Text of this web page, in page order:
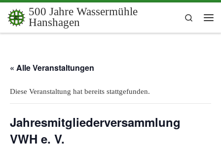
Zum Inhalt springen
500 Jahre Wassermühle
Hanshagen
Search
« Alle Veranstaltungen
Diese Veranstaltung hat bereits stattgefunden.
Jahresmitgliederversammlung
VWH e. V.